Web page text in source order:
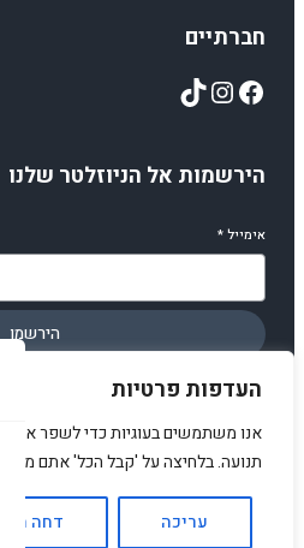
העדפות פרטיות
אנו משתמשים בעוגיות כדי לשפר את
תנועה. בלחיצה על 'קבל הכל' אתם
עריכה דחה הכל
חברתיים
Facebook
Instagram
TikTok
הירשמות אל הניוזלטר שלנו
אימייל*
הירשמו
© 2025 amirstuff. All rights reserved.